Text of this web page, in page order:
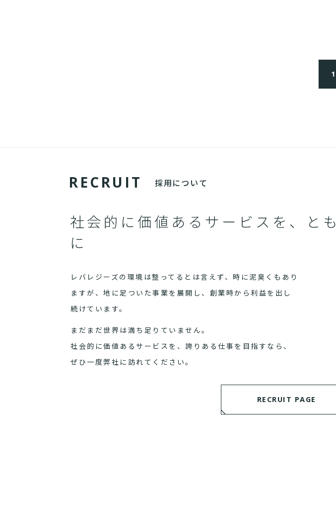
1
REC RU IT 採用について
社会的に価値あるサービスを、とも
に
レバレジーズの環境は整ってるとは言えず、時に泥臭くもあり
ますが、地に足ついた事業を展開し、創業時から利益を出し
続けています。
まだまだ世界は満ち足りていません。
社会的に価値あるサービスを、誇りある仕事を目指すなら、
ぜひ一度弊社に訪れてください。
RECRUIT PAGE